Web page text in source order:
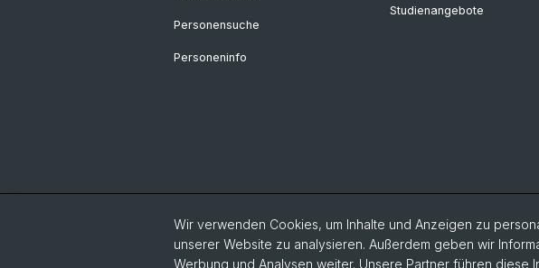
Personensuche
Personeninfo
Studienangebote
Wir verwenden Cookies, um Inhalte und Anzeigen zu
unserer Website zu analysieren. Außerdem geben wir
Werbung und Analysen weiter. Unsere Partner führen diese